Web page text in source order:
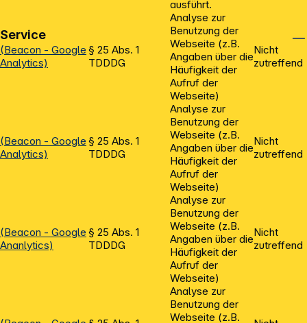
ausführt.
(Beacon - Google
Analytics)
§ 25 Abs. 1
TDDDG
Analyse zur
Benutzung der
Webseite (z.B.
Angaben über die
Häufigkeit der
Aufruf der
Webseite)
Nicht
zutreffend
(Beacon - Google
Analytics)
§ 25 Abs. 1
TDDDG
Analyse zur
Benutzung der
Webseite (z.B.
Angaben über die
Häufigkeit der
Aufruf der
Webseite)
Nicht
zutreffend
(Beacon - Google
Ananlytics)
§ 25 Abs. 1
TDDDG
Analyse zur
Benutzung der
Webseite (z.B.
Angaben über die
Häufigkeit der
Aufruf der
Webseite)
Nicht
zutreffend
Analyse zur
Benutzung der
Webseite (z.B.
Service